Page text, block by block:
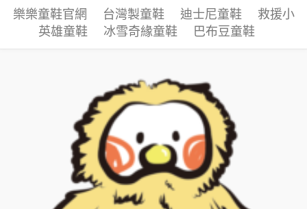
樂樂童鞋官網 台灣製童鞋 迪士尼童鞋
救援小
英雄童鞋
冰雪奇緣童鞋 巴布豆童鞋